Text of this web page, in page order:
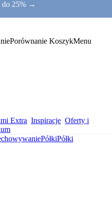
do 25% →
Porównanie KoszykMenu
Extra Inspiracje Oferty i
PółkiPółki